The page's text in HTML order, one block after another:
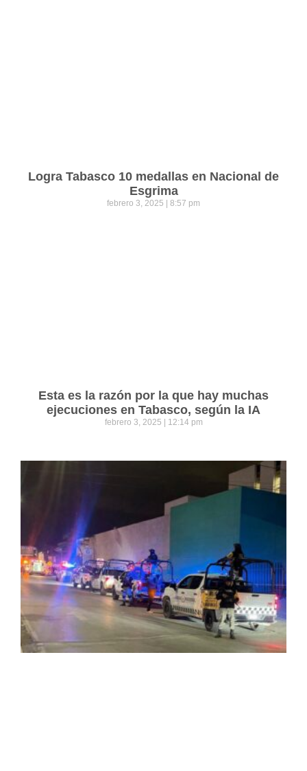
Logra Tabasco 10 medallas en Nacional de
Esgrima
febrero 3, 2025 8:57 pm
Esta es la razón por la que hay muchas
ejecuciones en Tabasco, según la IA
febrero 3, 2025 12:14 pm